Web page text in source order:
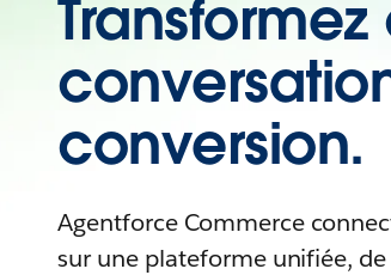
conversion.
Agentforce Commerce
sur une plateforme unifiée,